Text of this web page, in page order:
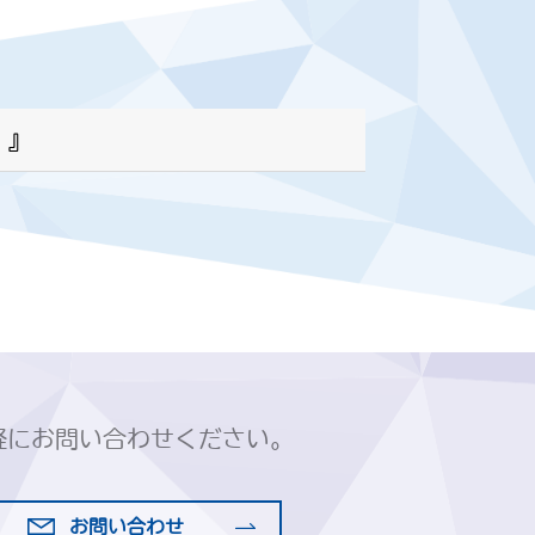
お問い合わせください。
お問い合わせ